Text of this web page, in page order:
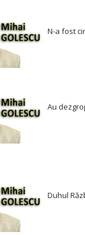
N-a fost
Au
Duhul